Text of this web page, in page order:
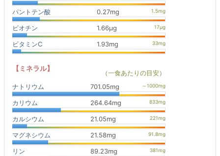
パントテン酸 0.27mg
ビオチン 1.66μg
ビタミンC 1.93mg
【ミネラル】
（一食あたりの目安）
ナトリウム
701.05mg
カリウム 264.64mg
カルシウム 21.05mg
マグネシウム 21.58mg
リン 89.23mg